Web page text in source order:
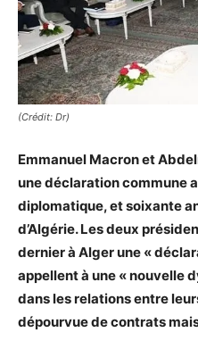
(Crédit: Dr)
Emmanuel Macron et
une déclaration commune
diplomatique, et soixante
d’Algérie. Les deux
dernier à Alger une «
appellent à une « nouvelle
dans les relations entre
dépourvue de contrats